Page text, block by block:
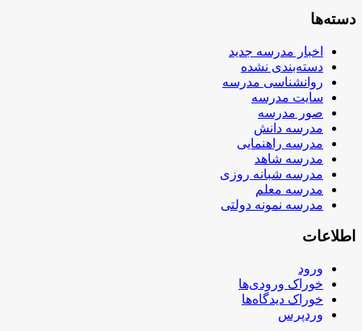
دسته‌ها
اخبار مدرسه جدید
دسته‌بندی نشده
روانشناسی مدرسه
سایت مدرسه
صور مدرسه
مدرسه دانش
مدرسه راهنمایی
مدرسه شاهد
مدرسه شبانه روزی
مدرسه معلم
مدرسه نمونه دولتی
اطلاعات
ورود
خوراک ورودی‌ها
خوراک دیدگاه‌ها
وردپرس